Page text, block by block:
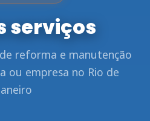
serviços
reforma e manutenção
ou empresa no Rio de